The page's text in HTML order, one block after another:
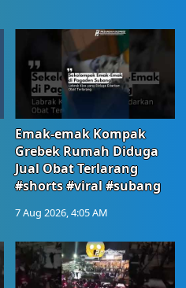
Emak-emak Kompak
Grebek Rumah Diduga
Jual Obat Terlarang
#shorts #viral #subang
7 Aug 2026, 4:05 AM